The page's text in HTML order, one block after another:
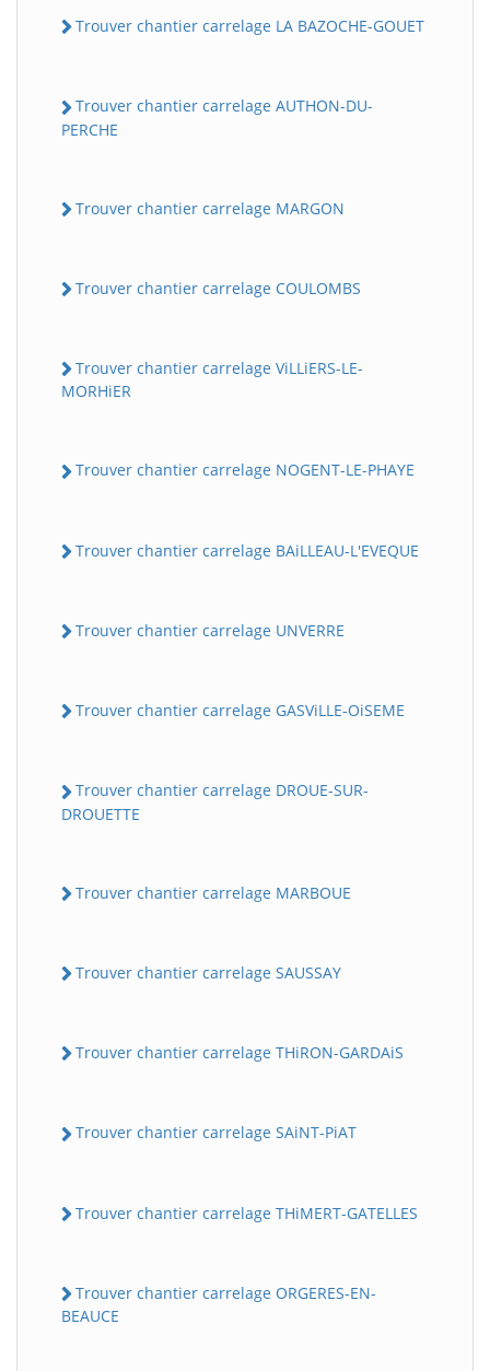
Trouver chantier carrelage LA BAZOCHE-GOUET
Trouver chantier carrelage AUTHON-DU-
PERCHE
Trouver chantier carrelage MARGON
Trouver chantier carrelage COULOMBS
Trouver chantier carrelage ViLLiERS-LE-
MORHiER
Trouver chantier carrelage NOGENT-LE-PHAYE
Trouver chantier carrelage BAiLLEAU-L'EVEQUE
Trouver chantier carrelage UNVERRE
Trouver chantier carrelage GASViLLE-OiSEME
Trouver chantier carrelage DROUE-SUR-
DROUETTE
Trouver chantier carrelage MARBOUE
Trouver chantier carrelage SAUSSAY
Trouver chantier carrelage THiRON-GARDAiS
Trouver chantier carrelage SAiNT-PiAT
Trouver chantier carrelage THiMERT-GATELLES
Trouver chantier carrelage ORGERES-EN-
BEAUCE